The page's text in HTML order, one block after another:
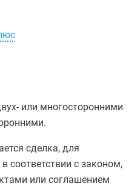
или многосторонними
сделка, для
соответствии с законом,
или соглашением